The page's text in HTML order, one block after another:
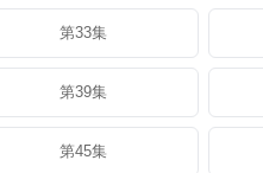
第33集
第39集
第45集